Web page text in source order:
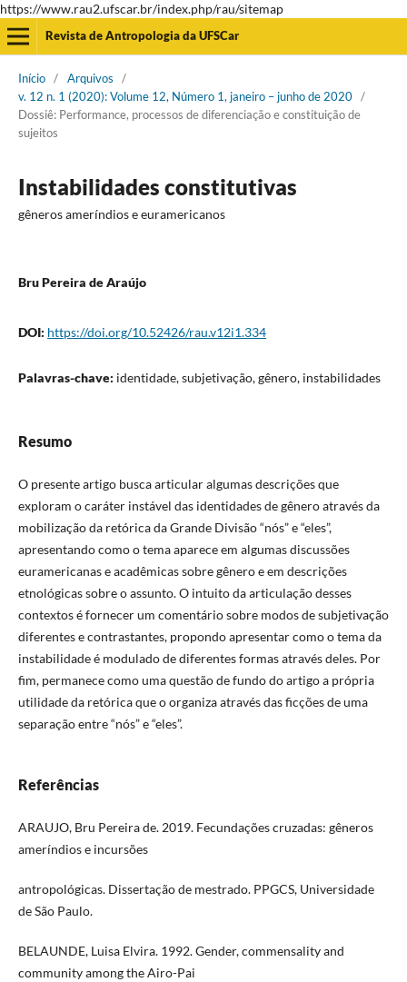
https://www.rau2.ufscar.br/index.php/rau/sitemap
Revista de Antropologia da UFSCar
Início / Arquivos
/
v. 12 n. 1 (2020): Volume 12, Número 1, janeiro – junho de 2020 /
Dossiê: Performance, processos de diferenciação e constituição de
sujeitos
Instabilidades constitutivas
gêneros ameríndios e euramericanos
Bru Pereira de Araújo
DOI: https://doi.org/10.52426/rau.v12i1.334
Palavras-chave: identidade, subjetivação, gênero, instabilidades
Resumo
O presente artigo busca articular algumas descrições que
exploram o caráter instável das identidades de gênero através da
mobilização da retórica da Grande Divisão “nós” e “eles”,
apresentando como o tema aparece em algumas discussões
euramericanas e acadêmicas sobre gênero e em descrições
etnológicas sobre o assunto. O intuito da articulação desses
contextos é fornecer um comentário sobre modos de subjetivação
diferentes e contrastantes, propondo apresentar como o tema da
instabilidade é modulado de diferentes formas através deles. Por
fim, permanece como uma questão de fundo do artigo a própria
utilidade da retórica que o organiza através das ficções de uma
separação entre “nós” e “eles”.
Referências
ARAUJO, Bru Pereira de. 2019. Fecundações cruzadas: gêneros
ameríndios e incursões
antropológicas. Dissertação de mestrado. PPGCS, Universidade
de São Paulo.
BELAUNDE, Luisa Elvira. 1992. Gender, commensality and
community among the Airo-Pai